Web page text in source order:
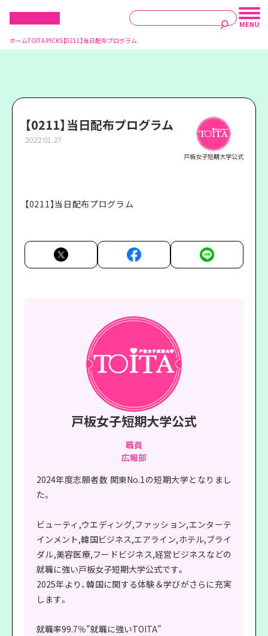
ホームTOITA PICKS【0211】当日配布プログラム
【0211】当日配布プログラム
2022.01.27
戸板女子短期大学公式
【0211】当日配布プログラム
戸板女子短期大学公式
職員
広報部
2024年度志願者数 関東No.1の短期大学となりまし
た。
ビューティ,ウエディング,ファッション,エンターテ
インメント,韓国ビジネス,エアライン,ホテル,ブライ
ダル,美容医療,フードビジネス,経営ビジネスなどの
就職に強い戸板女子短期大学公式です。
2025年より、韓国に関する体験＆学びがさらに充実
します。
就職率99.7％"就職に強いTOITA"